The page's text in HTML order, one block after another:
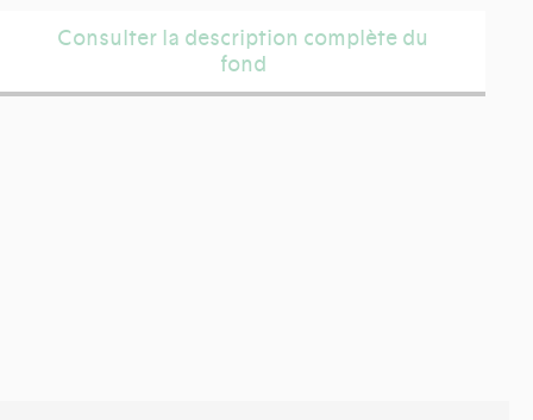
Consulter la description complète du
fond